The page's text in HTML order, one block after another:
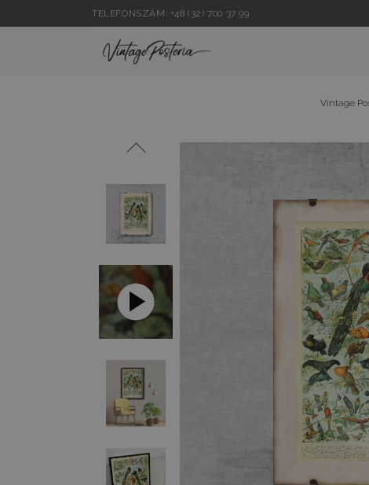
TELEFONSZÁM: +48 (32) 700 37 99
Vintage